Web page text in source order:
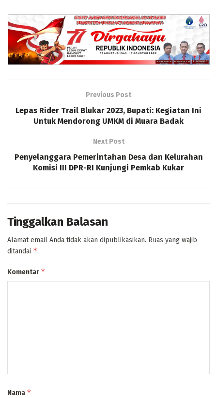
Previous Post
Lepas Rider Trail Blukar 2023, Bupati: Kegiatan Ini
Untuk Mendorong UMKM di Muara Badak
Next Post
Penyelanggara Pemerintahan Desa dan Kelurahan
Komisi III DPR-RI Kunjungi Pemkab Kukar
Tinggalkan Balasan
Alamat email Anda tidak akan dipublikasikan. Ruas yang wajib
ditandai *
Komentar *
Nama *